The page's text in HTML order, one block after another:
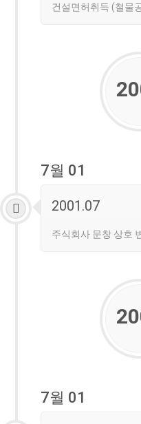
건설면허취득 (철물
7월 01
2001.07
주식회사 문창 상호
7월 01